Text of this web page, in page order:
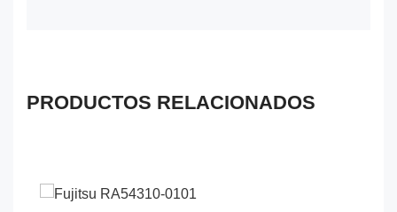
PRODUCTOS RELACIONADOS